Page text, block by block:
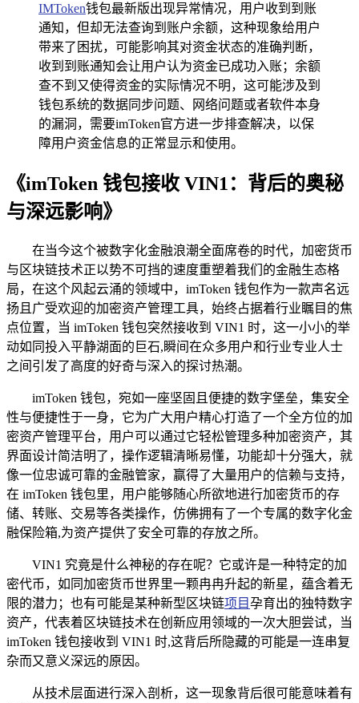
IMToken钱包最新版出现异常情况，用户收到到账
通知，但却无法查询到账户余额，这种现象给用户
带来了困扰，可能影响其对资金状态的准确判断，
收到到账通知会让用户认为资金已成功入账；余额
查不到又使得资金的实际情况不明，这可能涉及到
钱包系统的数据同步问题、网络问题或者软件本身
的漏洞，需要imToken官方进一步排查解决，以保
障用户资金信息的正常显示和使用。
《imToken 钱包接收 VIN1：背后的奥秘
与深远影响》
在当今这个被数字化金融浪潮全面席卷的时代，加密货币
与区块链技术正以势不可挡的速度重塑着我们的金融生态格
局，在这个风起云涌的领域中，imToken 钱包作为一款声名远
扬且广受欢迎的加密资产管理工具，始终占据着行业瞩目的焦
点位置，当 imToken 钱包突然接收到 VIN1 时，这一小小的举
动如同投入平静湖面的巨石,瞬间在众多用户和行业专业人士
之间引发了高度的好奇与深入的探讨热潮。
imToken 钱包，宛如一座坚固且便捷的数字堡垒，集安全
性与便捷性于一身，它为广大用户精心打造了一个全方位的加
密资产管理平台，用户可以通过它轻松管理多种加密资产，其
界面设计简洁明了，操作逻辑清晰易懂，功能却十分强大，就
像一位忠诚可靠的金融管家，赢得了大量用户的信赖与支持，
在 imToken 钱包里，用户能够随心所欲地进行加密货币的存
储、转账、交易等各类操作，仿佛拥有了一个专属的数字化金
融保险箱,为资产提供了安全可靠的存放之所。
VIN1 究竟是什么神秘的存在呢？它或许是一种特定的加
密代币，如同加密货币世界里一颗冉冉升起的新星，蕴含着无
限的潜力；也有可能是某种新型区块链项目孕育出的独特数字
资产，代表着区块链技术在创新应用领域的一次大胆尝试，当
imToken 钱包接收到 VIN1 时,这背后所隐藏的可能是一连串复
杂而又意义深远的原因。
从技术层面进行深入剖析，这一现象背后很可能意味着有